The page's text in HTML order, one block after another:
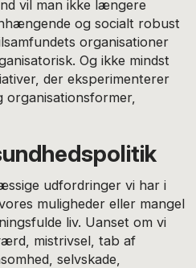
vil man ikke længere
og socialt robust
organisationer
Og ikke mindst
der eksperimenterer
organisationsformer,
udfordringer vi har i
muligheder eller mangel
liv. Uanset om vi
mistrivsel, tab af
selvskade,